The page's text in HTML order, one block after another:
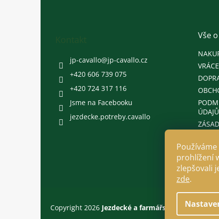
prohlížení
zlepšovali
zde.
jp-cavallo@jp-cavallo.cz
+420 606 739 075
+420 724 317 116
Jsme na Facebooku
jezdecke.potreby.cavallo
Vše
ÚDAJŮ
Copyright 2026 Jezdecké a farmářské potřeby